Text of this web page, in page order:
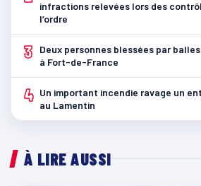
infractions relevées lors des
l’ordre
3
Deux personnes blessées par
à Fort-de-France
4 Un important incendie ravage un
au Lamentin
À LIRE AUSSI